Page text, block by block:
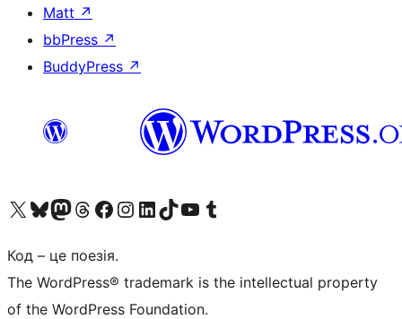
Matt ↗
bbPress ↗
BuddyPress ↗
Visit our X (formerly Twitter) account
Visit our Bluesky account
Завітайте до нашої стрічки в Mastodon
Visit our Threads account
Завітайте на нашу сторінку в Facebook
Visit our Instagram account
Visit our LinkedIn account
Visit our TikTok account
Visit our YouTube channel
Visit our Tumblr account
Код – це поезія.
The WordPress® trademark is the intellectual property
of the WordPress Foundation.